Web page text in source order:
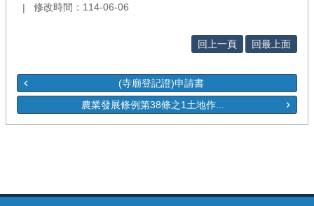
修改時間：114-06-06
回上一頁 回最上面
(寺廟登記證)申請書
農業發展條例第38條之1土地作...